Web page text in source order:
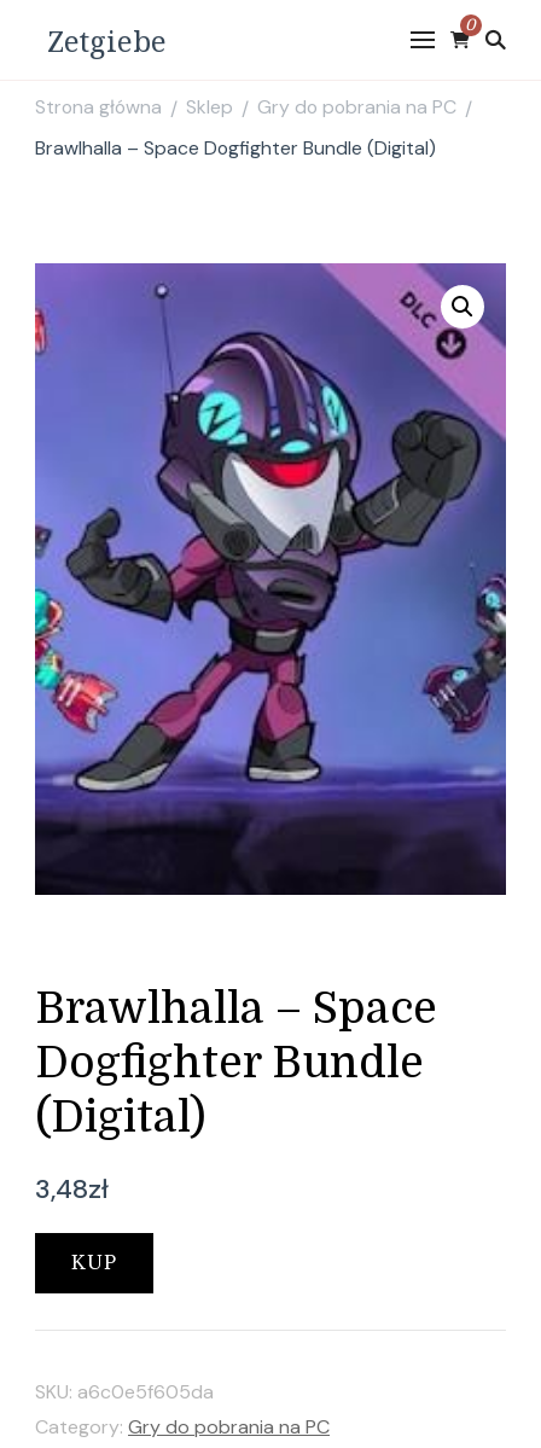
Zetgiebe 0
Strona główna / Sklep / Gry do pobrania na PC /
Brawlhalla – Space Dogfighter Bundle (Digital)
Brawlhalla – Space
Dogfighter Bundle
(Digital)
3,48zł
KUP
SKU: a6c0e5f605da
Category: Gry do pobrania na PC